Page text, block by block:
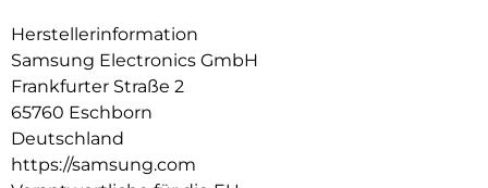
täglichen Energiewert, der erweiterten Schlafanalyse und
Funktionen ermittelt die Galaxy Watch7 für dich deine
Tagesform.
Obwohl die Galaxy Watch7 vollgepackt ist mit vielseitigen
Funktionen, liegt ihr Aluminium Gehäuse angenehm flach
und leicht an deinem Handgelenk. Zeitlos schön und
Herstellerinformation
Samsung Electronics GmbH
Frankfurter Straße 2
65760 Eschborn
Deutschland
https://samsung.com